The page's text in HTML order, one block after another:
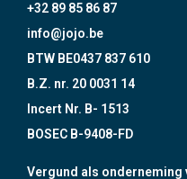
+32 89 85 86 87
info@jojo.be
BTW BE0437 837 610
B.Z. nr. 20 0031 14
Incert Nr. B- 1513
BOSEC B-9408-FD
Vergund als